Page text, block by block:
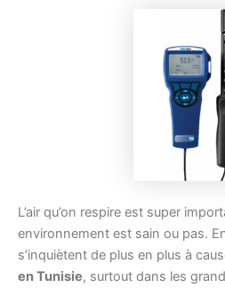
L’air qu’on respire est super
environnement est sain ou pas.
s’inquiètent de plus en plus à
en Tunisie, surtout dans les